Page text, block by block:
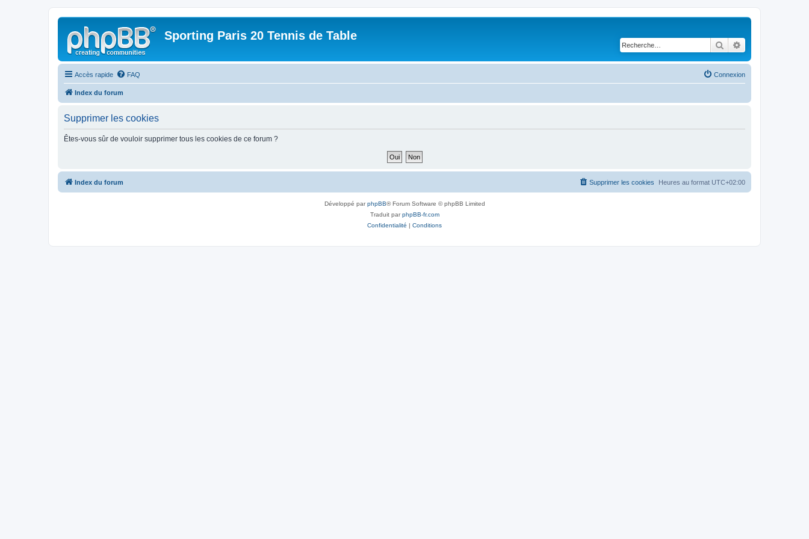
Sporting Paris 20 Tennis de Table
Rechercher
Accès rapide FAQ Connexion
Index du forum
Supprimer les cookies
Êtes-vous sûr de vouloir supprimer tous les cookies de ce forum ?
Index du forum Heures au format UTC+02:00
Supprimer les cookies
Développé parphpBB® Forum Software © phpBB Limited
Traduit parphpBB-fr.com
Confidentialité | Conditions